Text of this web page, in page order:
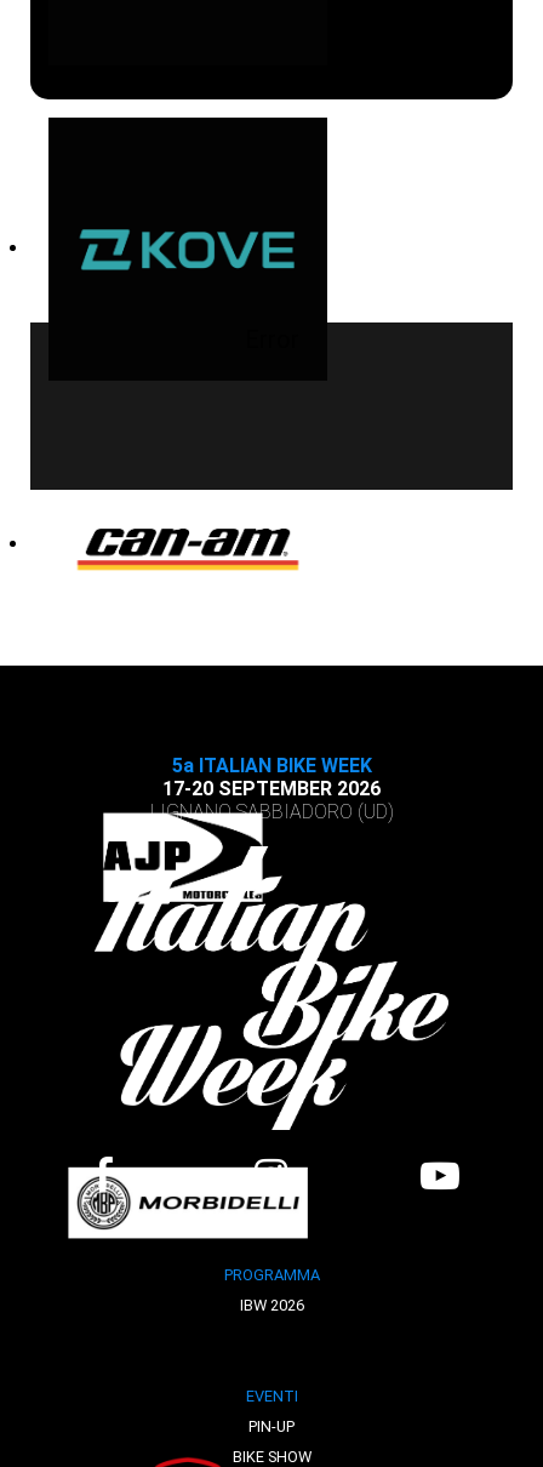
5a ITALIAN BIKE WEEK
17-20 SEPTEMBER 2026
LIGNANO SABBIADORO (UD)
PROGRAMMA
IBW 2026
EVENTI
PIN-UP
BIKE SHOW